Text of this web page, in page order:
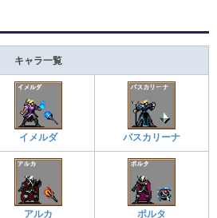
キャラ一覧
イメルダ パスカリーナ
アルカ ポルタ